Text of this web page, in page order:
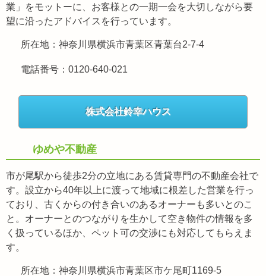
業」をモットーに、お客様との一期一会を大切しながら要
望に沿ったアドバイスを行っています。
所在地：神奈川県横浜市青葉区青葉台2-7-4
電話番号：0120-640-021
株式会社鈴幸ハウス
ゆめや不動産
市が尾駅から徒歩2分の立地にある賃貸専門の不動産会社で
す。設立から40年以上に渡って地域に根差した営業を行っ
ており、古くからの付き合いのあるオーナーも多いとのこ
と。オーナーとのつながりを生かして空き物件の情報を多
く扱っているほか、ペット可の交渉にも対応してもらえま
す。
所在地：神奈川県横浜市青葉区市ケ尾町1169-5